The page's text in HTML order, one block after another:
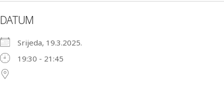
DATUM
Srijeda, 19.3.2025.
19:30 - 21:45